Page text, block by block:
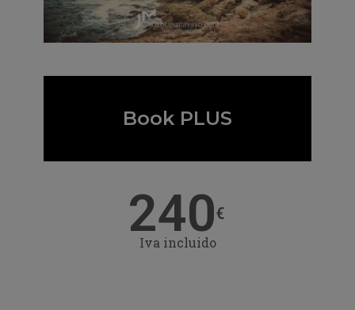
Book PLUS
240€
Iva incluido